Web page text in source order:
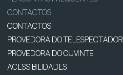
CONTACTOS
CONTACTOS
PROVEDORA DO TELESPECTADOR
PROVEDORA DO OUVINTE
ACESSIBILIDADES